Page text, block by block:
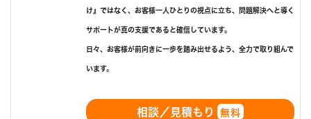
け』ではなく、お客様一人ひとりの視点に立ち、問題解決へと導く
サポートが真の支援であると確信しています。
日々、お客様が前向きに一歩を踏み出せるよう、全力で取り組んで
います。
相談／見積もり 無料